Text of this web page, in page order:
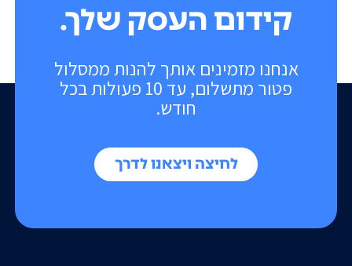
אנחנו מזמינים אותך להנות ממסלול
פטור מתשלום, עד 10 פעולות בכל
חודש.
לחיצה ויצאנו לדרך
קידום העסק שלך.